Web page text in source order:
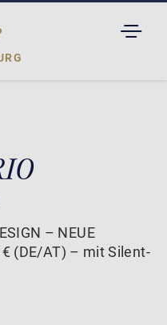
– NEUE
(DE/AT) – mit Silent-